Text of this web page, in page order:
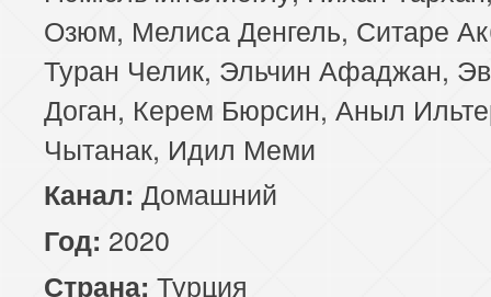
97 серия
98 серия 99 серия
Озюм, Мелиса Денгель, Ситаре
Туран Челик, Эльчин Афаджан,
Доган, Керем Бюрсин, Аныл
Чытанак, Идил Меми
Канал: Домашний
Год: 2020
Страна: Турция